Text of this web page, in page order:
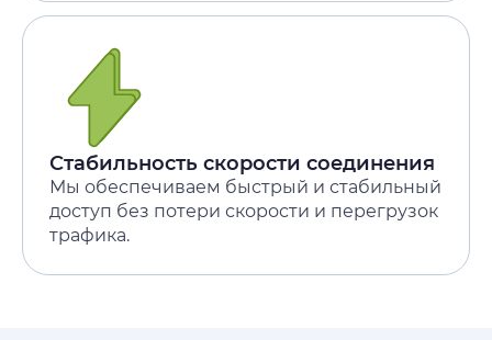
Стабильность скорости соединения
Мы обеспечиваем быстрый и стабильный
доступ без потери скорости и перегрузок
трафика.